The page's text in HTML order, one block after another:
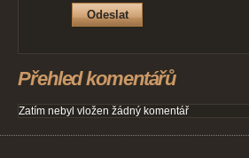
Přehled komentářů
Zatím nebyl vložen žádný komentář